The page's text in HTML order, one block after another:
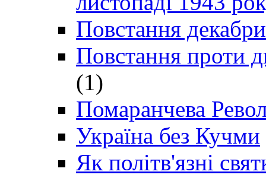
Повстання
Повстання проти
(1)
Помаранчева
Україна без Кучми
Як політв'язні